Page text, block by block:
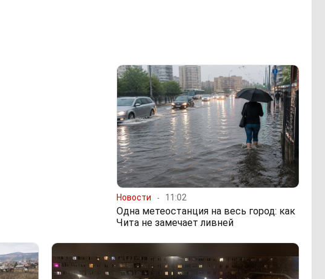
Новости 11:02
Одна метеостанция на весь город: как
Чита не замечает ливней